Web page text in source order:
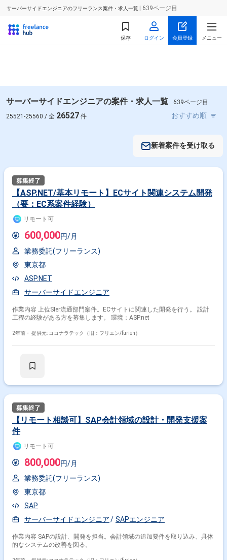
サーバーサイドエンジニアのフリーランス案件・求人一覧 | 639ページ目
保存 ログイン 会員登録 メニュー
サーバーサイドエンジニアの案件・求人一覧
639ページ目
25521-25560 / 全 26527 件
新着案件を受け取る
【ASP.NET/基本リモート】ECサイト関連システム開発
（要：EC系案件経験）
リモート可
600,000円/月
業務委託(フリーランス)
東京都
ASP.NET
サーバーサイドエンジニア
作業内容 上位SIer流通部門案件。ECサイトに関連した開発を行う。 設計
工程の経験がある方を募集します。 環境：ASP.net
2年前・ 提供元: ココナラテック（旧：フリエン/furien）
【リモート相談可】SAP会計領域の設計・開発支援案
件
リモート可
800,000円/月
業務委託(フリーランス)
東京都
SAP
サーバーサイドエンジニア
SAPエンジニア
作業内容 SAPの設計、開発を担当。会計領域の追加要件を取り込み、具体
的なシステムの改善を図る。